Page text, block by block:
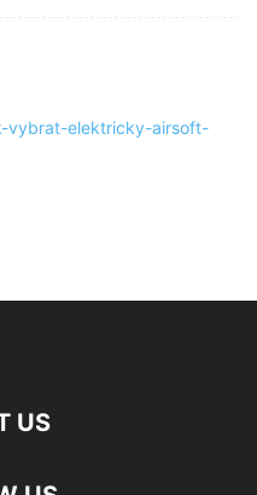
vybrat-elektricky-airsoft-
US